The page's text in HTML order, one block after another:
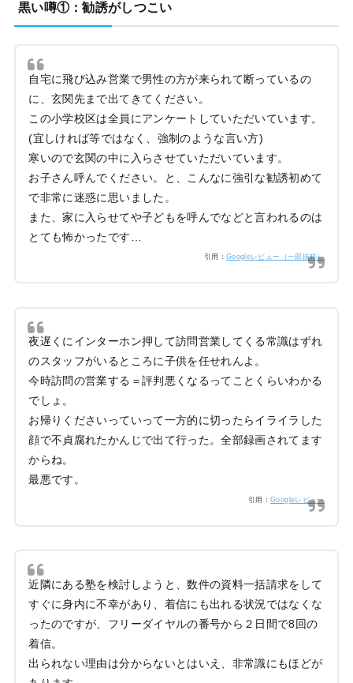
黒い噂①：勧誘がしつこい
自宅に飛び込み営業で男性の方が来られて断っているの
に、玄関先まで出てきてください。
この小学校区は全員にアンケートしていただいています。
(宜しければ等ではなく、強制のような言い方)
寒いので玄関の中に入らさせていただいています。
お子さん呼んでください。と、こんなに強引な勧誘初めて
で非常に迷惑に思いました。
また、家に入らせてや子どもを呼んでなどと言われるのは
とても怖かったです…
引用： Googleレビュー（一部抜粋）
夜遅くにインターホン押して訪問営業してくる常識はずれ
のスタッフがいるところに子供を任せれんよ。
今時訪問の営業する＝評判悪くなるってことくらいわかる
でしょ。
お帰りくださいっていって一方的に切ったらイライラした
顔で不貞腐れたかんじで出て行った。全部録画されてます
からね。
最悪です。
引用：Googleレビュー
近隣にある塾を検討しようと、数件の資料一括請求をして
すぐに身内に不幸があり、着信にも出れる状況ではなくな
ったのですが、フリーダイヤルの番号から２日間で8回の
着信。
出られない理由は分からないとはいえ、非常識にもほどが